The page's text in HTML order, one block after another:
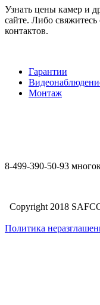
Узнать цены камер и
сайте. Либо
контактов.
Гарантии
Монтаж
8-499-390-50-93
Copyright 2018
Политика